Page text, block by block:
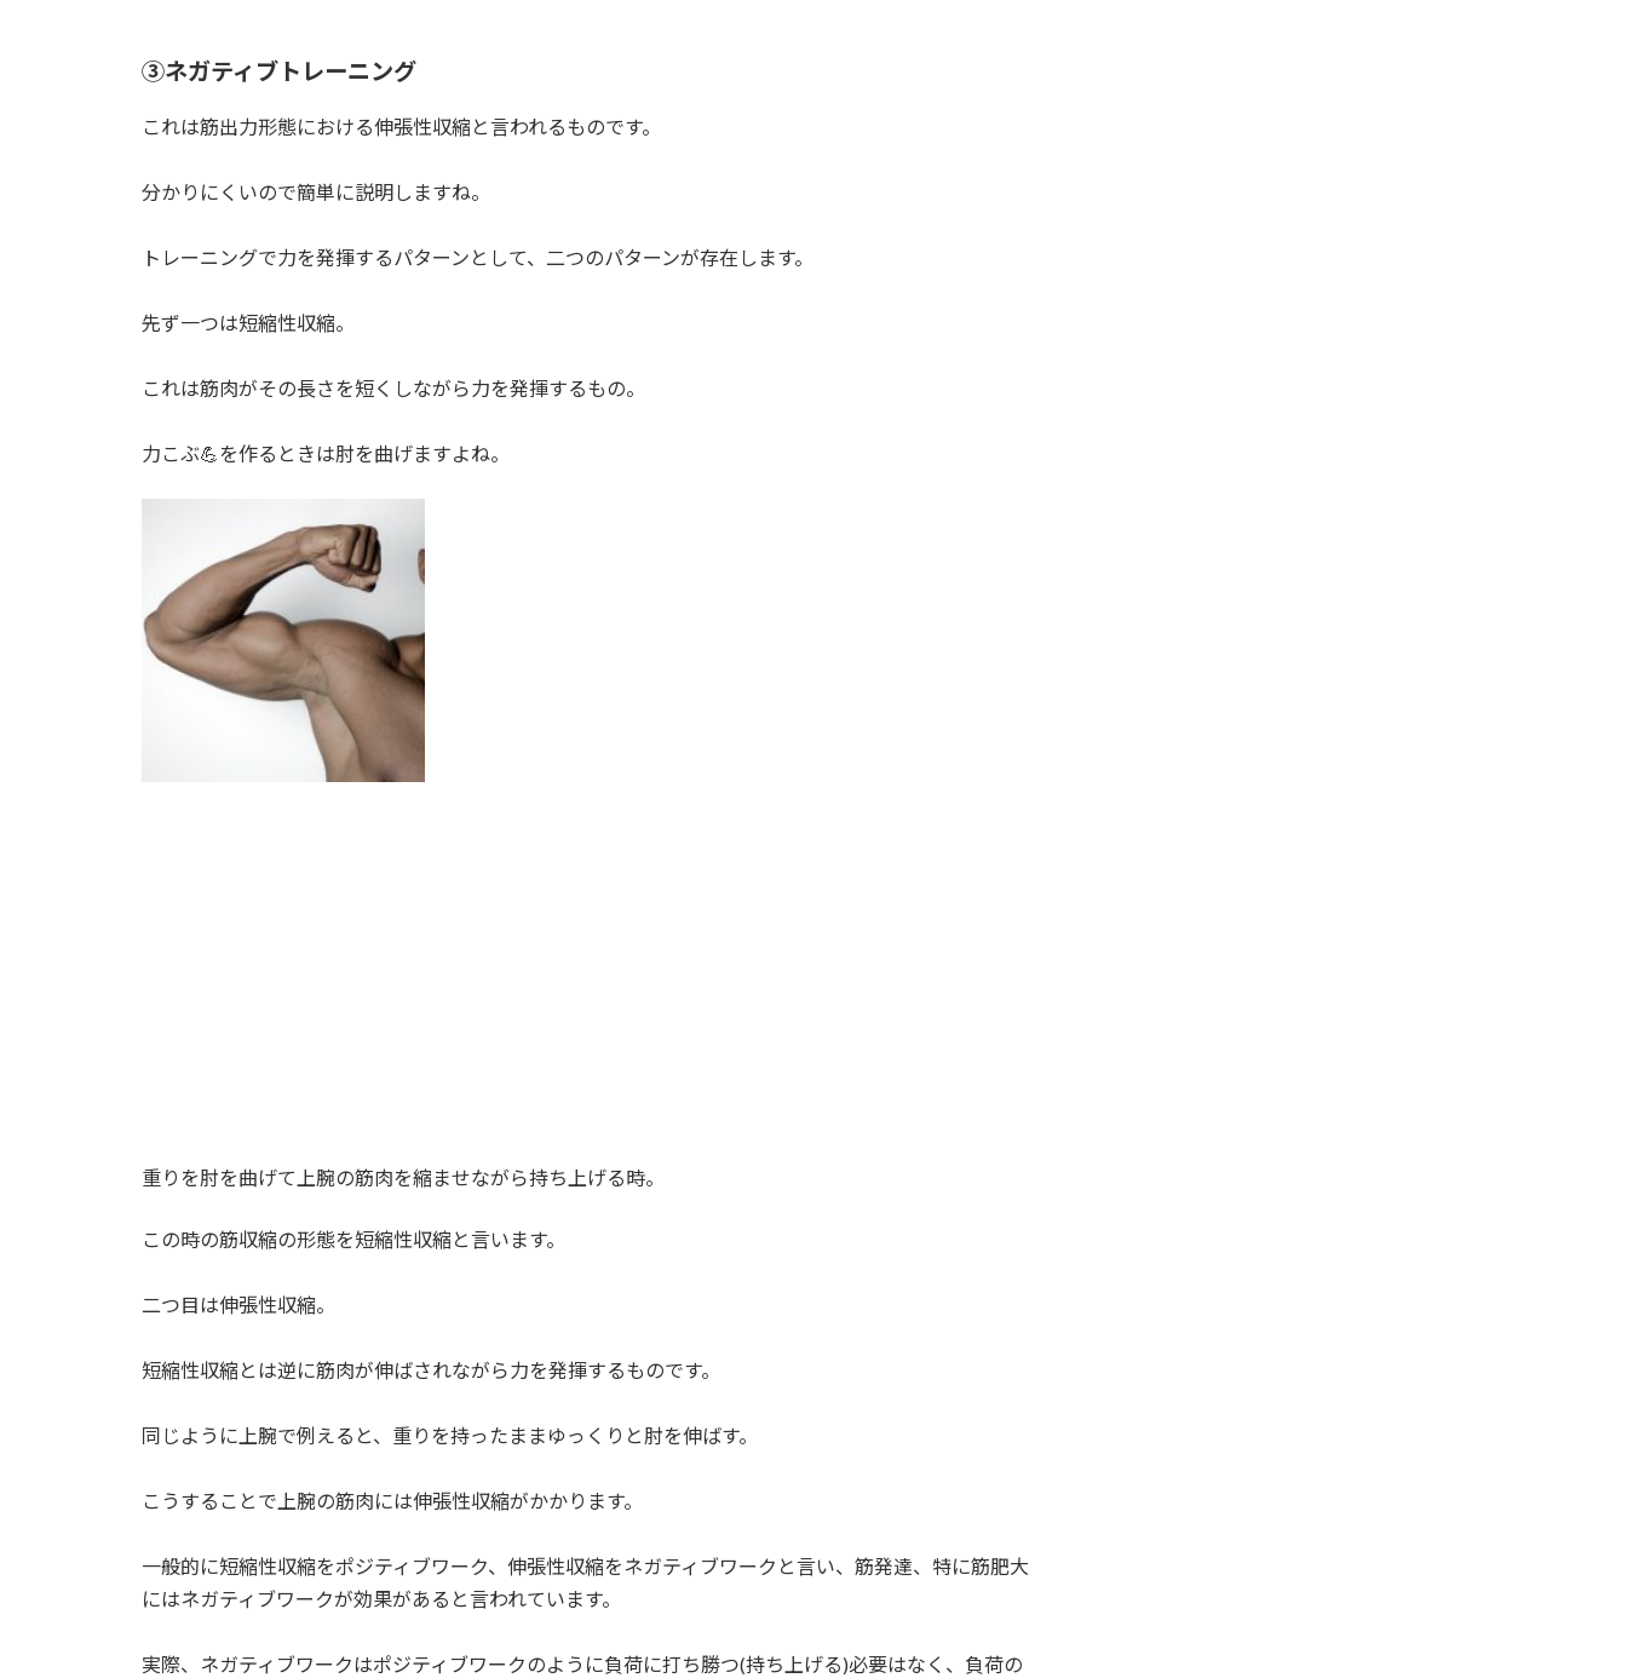
③ネガティブトレーニング
これは筋出力形態における伸張性収縮と言われるものです。
分かりにくいので簡単に説明しますね。
トレーニングで力を発揮するパターンとして、二つのパターンが存在します。
先ず一つは短縮性収縮。
これは筋肉がその長さを短くしながら力を発揮するもの。
力こぶ💪を作るときは肘を曲げますよね。
重りを肘を曲げて上腕の筋肉を縮ませながら持ち上げる時。
この時の筋収縮の形態を短縮性収縮と言います。
二つ目は伸張性収縮。
短縮性収縮とは逆に筋肉が伸ばされながら力を発揮するものです。
同じように上腕で例えると、重りを持ったままゆっくりと肘を伸ばす。
こうすることで上腕の筋肉には伸張性収縮がかかります。
一般的に短縮性収縮をポジティブワーク、伸張性収縮をネガティブワークと言い、筋発達、特に筋肥大
にはネガティブワークが効果があると言われています。
実際、ネガティブワークはポジティブワークのように負荷に打ち勝つ(持ち上げる)必要はなく、負荷の